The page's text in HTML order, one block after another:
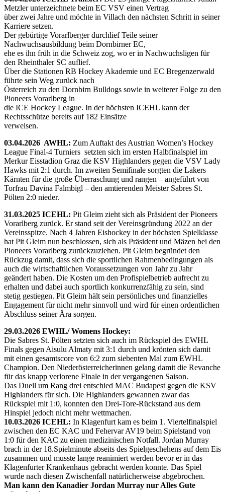
Metzler unterzeichnete beim EC VSV einen Vertrag
über zwei Jahre und möchte in Villach den nächsten Schritt in seiner
Karriere setzen.
Der gebürtige Vorarlberger durchlief Teile seiner
Nachwuchsausbildung beim Dornbirner EC,
ehe es ihn früh in die Schweiz zog, wo er in Nachwuchsligen für
den Rheinthaler SC auflief.
Über die Stationen RB Hockey Akademie und EC Bregenzerwald
führte sein Weg zurück nach
Österreich zu den Dornbirn Bulldogs sowie in weiterer Folge zu den
Pioneers Vorarlberg in
die ICE Hockey League. In der höchsten ICEHL kann der
Rechtsschütze bereits auf 182 Einsätze
verweisen.
03.04.2026 AWHL: Zum Auftakt des Austrian Women’s Hockey
League Final-4 Turniers setzten sich im ersten Halbfinalspiel im
Merkur Eisstadion Graz die KSV Highlanders gegen die VSV Lady
Hawks mit 2:1 durch. Im zweiten Semifinale sorgten die Lakers
Kärnten für die große Überraschung und rangen – angeführt von
Torfrau Davina Falmbigl – den amtierenden Meister Sabres St.
Pölten 2:0 nieder.
31.03.2025 ICEHL: Pit Gleim zieht sich als Präsident der Pioneers
Vorarlberg zurück. Er stand seit der Vereinsgründung 2022 an der
Vereinsspitze. Nach 4 Jahren Eishockey in der höchsten Spielklasse
hat Pit Gleim nun beschlossen, sich als Präsident und Mäzen bei den
Pioneers Vorarlberg zurückzuziehen. Pit Gleim begründet den
Rückzug damit, dass sich die sportlichen Rahmenbedingungen als
auch die wirtschaftlichen Voraussetzungen von Jahr zu Jahr
geändert haben. Die Kosten um den Profispielbetrieb aufrecht zu
erhalten und dabei auch sportlich konkurrenzfähig zu sein, sind
stetig gestiegen. Pit Gleim hält sein persönliches und finanzielles
Engagement für nicht mehr sinnvoll und wird für einen ordentlichen
Abschluss seiner Ära sorgen.
29.03.2026 EWHL/ Womens Hockey:
Die Sabres St. Pölten setzten sich auch im Rückspiel des EWHL
Finals gegen Aisulu Almaty mit 3:1 durch und krönten sich damit
mit einen gesamtscore von 6:2 zum siebenten Mal zum EWHL
Champion. Den Niederösterreicherinnen gelang damit die Revanche
für das knapp verlorene Finale in der vergangenen Saison.
Das Duell um Rang drei entschied MAC Budapest gegen die KSV
Highlanders für sich. Die Highlanders gewannen zwar das
Rückspiel mit 1:0, konnten den Drei-Tore-Rückstand aus dem
Hinspiel jedoch nicht mehr wettmachen.
10.03.2026 ICEHL: In Klagenfurt kam es beim 1. Viertelfinalspiel
zwischen den EC KAC und Fehervar AV19 beim Spielstand von
1:0 für den KAC zu einen medizinischen Notfall. Jordan Murray
brach in der 18.Spielminute abseits des Spielgeschehens auf dem Eis
zusammen und musste lange reanimiert werden bevor er in das
Klagenfurter Krankenhaus gebracht werden konnte. Das Spiel
wurde nach diesen Zwischenfall natürlicherweise abgebrochen.
Man kann den Kanadier Jordan Murray nur Alles Gute